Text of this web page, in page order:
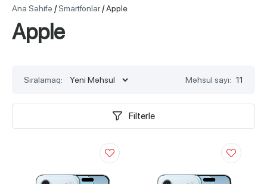
Ana Səhifə /Smartfonlar/Apple
Apple
Sıralamaq: Məhsul sayı: 11
Filterle